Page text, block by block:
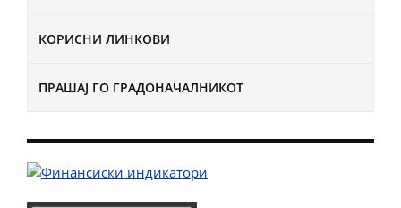
КОРИСНИ ЛИНКОВИ
ПРАШАЈ ГО ГРАДОНАЧАЛНИКОТ